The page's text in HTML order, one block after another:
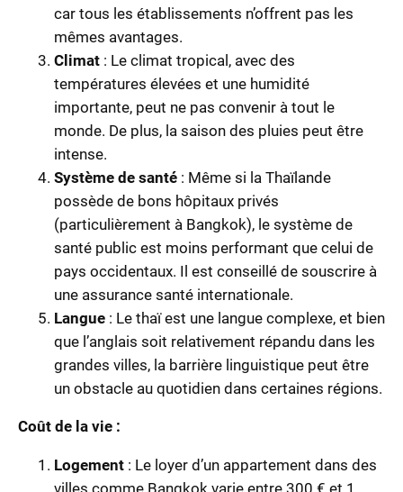
car tous les établissements n’offrent pas les
mêmes avantages.
Climat : Le climat tropical, avec des
températures élevées et une humidité
importante, peut ne pas convenir à tout le
monde. De plus, la saison des pluies peut être
intense.
Système de santé : Même si la Thaïlande
possède de bons hôpitaux privés
(particulièrement à Bangkok), le système de
santé public est moins performant que celui de
pays occidentaux. Il est conseillé de souscrire à
une assurance santé internationale.
Langue : Le thaï est une langue complexe, et bien
que l’anglais soit relativement répandu dans les
grandes villes, la barrière linguistique peut être
un obstacle au quotidien dans certaines régions.
Coût de la vie :
Logement : Le loyer d’un appartement dans des